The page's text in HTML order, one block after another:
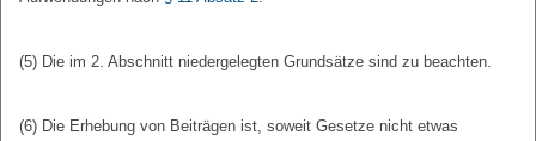
(5) Die im 2. Abschnitt niedergelegten Grundsätze sind zu beachten.
(6) Die Erhebung von Beiträgen ist, soweit Gesetze nicht etwas